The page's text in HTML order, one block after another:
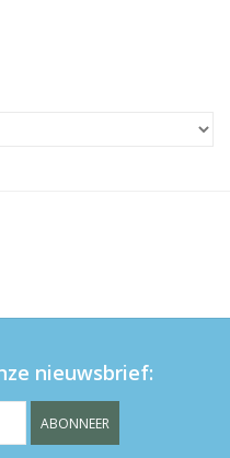
nieuwsbrief:
ABONNEER